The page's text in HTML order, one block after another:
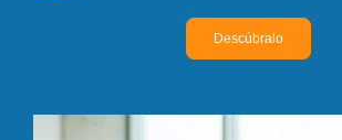
Descúbralo